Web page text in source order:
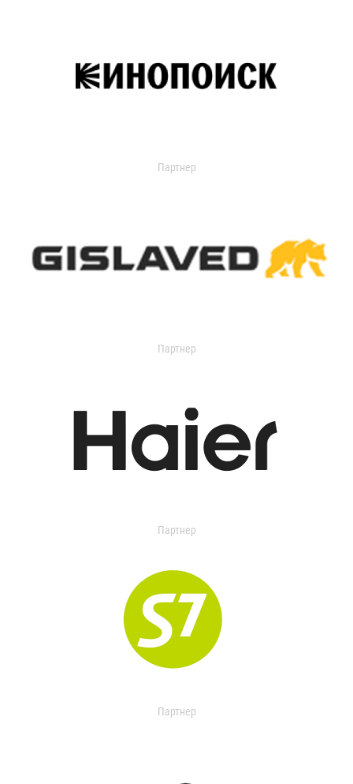
Партнер
Партнер
Партнер
Партнер